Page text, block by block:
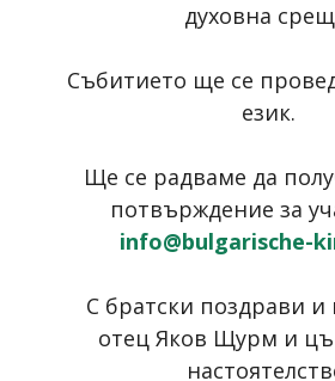
духовна
Събитието ще се
език.
Ще се радваме да
потвърждение за
info@bulgarische-
С братски поздрави и
отец Яков Щурм и